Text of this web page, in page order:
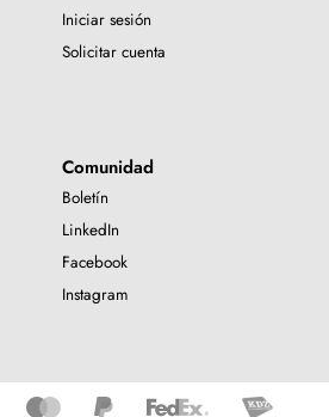
Iniciar sesión
Solicitar cuenta
Comunidad
Boletín
LinkedIn
Facebook
Instagram